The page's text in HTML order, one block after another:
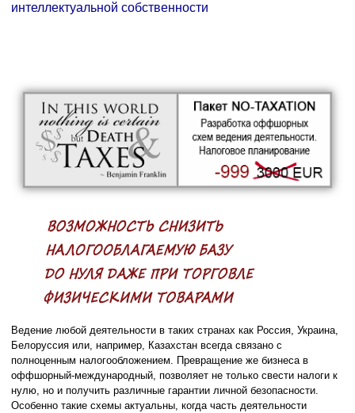
интеллектуальной собственности
Ведение любой деятельности в таких странах как Россия, Украина,
Белоруссия или, например, Казахстан всегда связано с
полноценным налогообложением. Превращение же бизнеса в
оффшорный-международный, позволяет не только свести налоги к
нулю, но и получить различные гарантии личной безопасности.
Особенно такие схемы актуальны, когда часть деятельности